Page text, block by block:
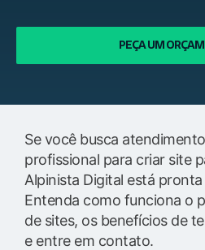
PEÇA UM
Se você busca
profissional para criar site
Alpinista Digital está
Entenda como funciona o
de sites, os benefícios de
e entre em contato.